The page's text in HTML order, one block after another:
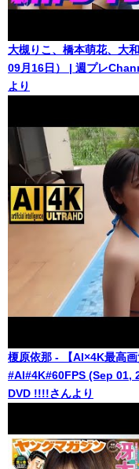
大槻りこ、橋本萌花、大
09月16日） | 週プレ
より
榎原依那 - 【AI×4K最高
#AI#4K#60FPS (Sep 01,
DVD !!!!さんより